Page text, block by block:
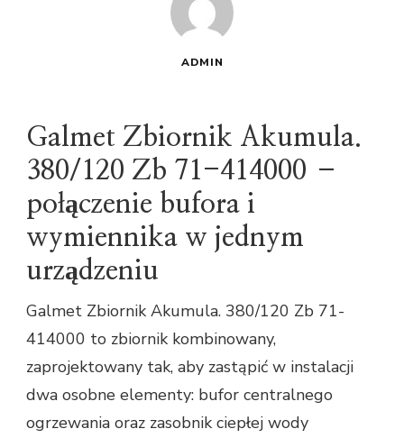
ADMIN
Galmet Zbiornik Akumula.
380/120 Zb 71-414000 –
połączenie bufora i
wymiennika w jednym
urządzeniu
Galmet Zbiornik Akumula. 380/120 Zb 71-
414000 to zbiornik kombinowany,
zaprojektowany tak, aby zastąpić w instalacji
dwa osobne elementy: bufor centralnego
ogrzewania oraz zasobnik ciepłej wody